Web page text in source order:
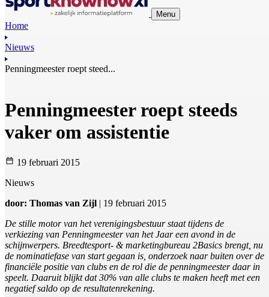
Menu
Home
Nieuws
Penningmeester roept steed...
Penningmeester roept steeds
vaker om assistentie
19 februari 2015
Nieuws
door: Thomas van Zijl | 19 februari 2015
De stille motor van het verenigingsbestuur staat tijdens de
verkiezing van Penningmeester van het Jaar een avond in de
schijnwerpers. Breedtesport- & marketingbureau 2Basics brengt, nu
de nominatiefase van start gegaan is, onderzoek naar buiten over de
financiële positie van clubs en de rol die de penningmeester daar in
speelt. Daaruit blijkt dat 30% van alle clubs te maken heeft met een
negatief saldo op de resultatenrekening.